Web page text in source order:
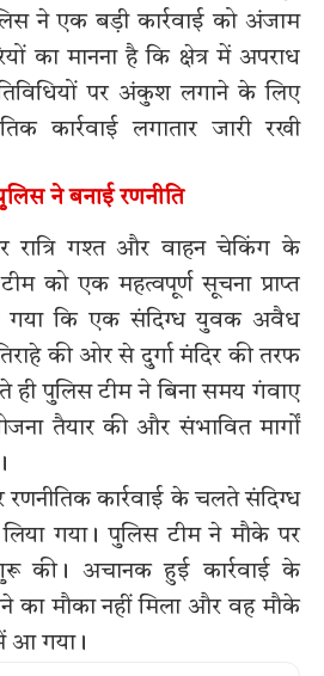
ने एक बड़ी कार्रवाई को अंजाम
का मानना है कि क्षेत्र में अपराध
पर अंकुश लगाने के लिए
कार्रवाई लगातार जारी रखी
ने बनाई रणनीति
रात्रि गश्त और वाहन चेकिंग के
को एक महत्वपूर्ण सूचना प्राप्त
गया कि एक संदिग्ध युवक अवैध
की ओर से दुर्गा मंदिर की तरफ
ही पुलिस टीम ने बिना समय गंवाए
तैयार की और संभावित मार्गों
कार्रवाई के चलते संदिग्ध
गया। पुलिस टीम ने मौके पर
की। अचानक हुई कार्रवाई के
का मौका नहीं मिला और वह मौके
आ गया।